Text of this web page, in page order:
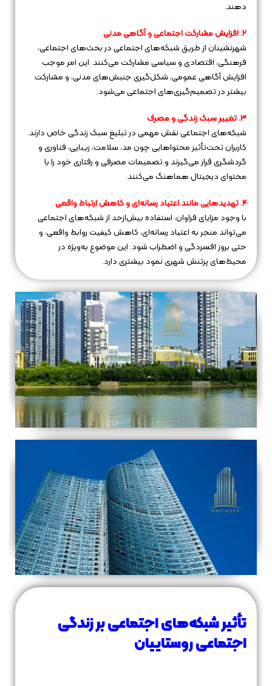
دهند.
۲. افزایش مشارکت اجتماعی و آگاهی مدنی
شهرنشینان از طریق شبکه‌های اجتماعی در بحث‌های اجتماعی،
فرهنگی، اقتصادی و سیاسی مشارکت می‌کنند. این امر موجب
افزایش آگاهی عمومی، شکل‌گیری جنبش‌های مدنی، و مشارکت
بیشتر در تصمیم‌گیری‌های اجتماعی می‌شود.
۳. تغییر سبک زندگی و مصرف
شبکه‌های اجتماعی نقش مهمی در تبلیغ سبک زندگی خاص دارند.
کاربران تحت‌تأثیر محتواهایی چون مد، سلامت، زیبایی، فناوری و
گردشگری قرار می‌گیرند و تصمیمات مصرفی و رفتاری خود را با
محتوای دیجیتال هماهنگ می‌کنند.
۴. تهدیدهایی مانند اعتیاد رسانه‌ای و کاهش ارتباط واقعی
با وجود مزایای فراوان، استفاده بیش‌ازحد از شبکه‌های اجتماعی
می‌تواند منجر به اعتیاد رسانه‌ای، کاهش کیفیت روابط واقعی، و
حتی بروز افسردگی و اضطراب شود. این موضوع به‌ویژه در
محیط‌های پرتنش شهری نمود بیشتری دارد.
تأثیر شبکه‌های اجتماعی بر زندگی
اجتماعی روستاییان